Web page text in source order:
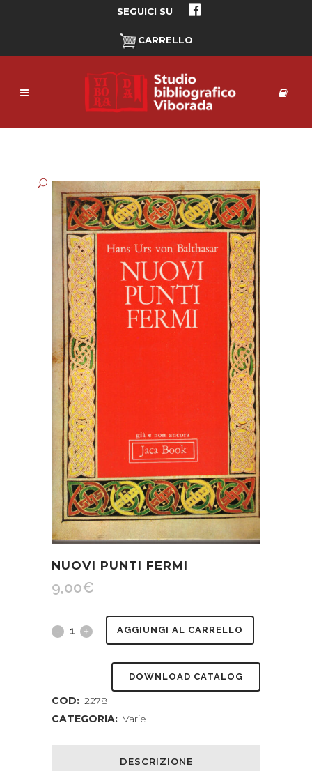
SEGUICI SU
CARRELLO
NUOVI PUNTI FERMI
9,00€
Nuovi
quantity
AGGIUNGI AL CARRELLO
DOWNLOAD CATALOG
COD: 2278
CATEGORIA: Varie
DESCRIZIONE